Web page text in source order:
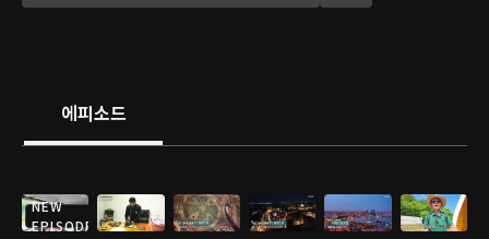
에피소드
NEW
EPISODE